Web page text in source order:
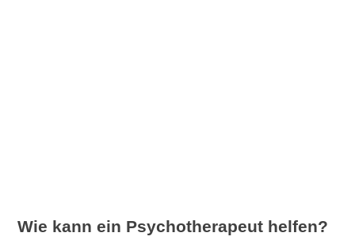
Wie kann ein Psychotherapeut helfen?